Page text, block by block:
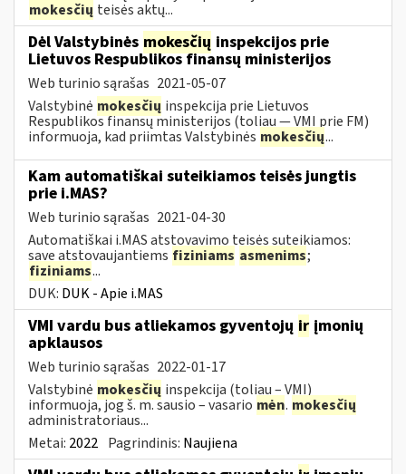
mokesčių teisės aktų...
Dėl Valstybinės mokesčių inspekcijos prie
Lietuvos Respublikos finansų ministerijos
Web turinio sąrašas 2021-05-07
Valstybinė mokesčių inspekcija prie Lietuvos
Respublikos finansų ministerijos (toliau — VMI prie FM)
informuoja, kad priimtas Valstybinės mokesčių...
Kam automatiškai suteikiamos teisės jungtis
prie i.MAS?
Web turinio sąrašas 2021-04-30
Automatiškai i.MAS atstovavimo teisės suteikiamos:
save atstovaujantiems fiziniams asmenims;
fiziniams...
DUK: DUK - Apie i.MAS
VMI vardu bus atliekamos gyventojų ir įmonių
apklausos
Web turinio sąrašas 2022-01-17
Valstybinė mokesčių inspekcija (toliau – VMI)
informuoja, jog š. m. sausio – vasario mėn. mokesčių
administratoriaus...
Metai: 2022 Pagrindinis: Naujiena